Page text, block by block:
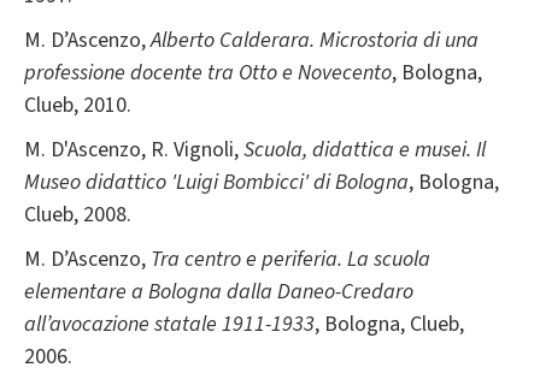
M. D’Ascenzo,Alberto Calderara. Microstoria di una
professione docente tra Otto e Novecento, Bologna,
Clueb, 2010.
M. D'Ascenzo, R. Vignoli,Scuola, didattica e musei. Il
Museo didattico 'Luigi Bombicci' di Bologna, Bologna,
Clueb, 2008.
M. D’Ascenzo, Tra centro e periferia. La scuola
elementare a Bologna dalla Daneo-Credaro
all’avocazione statale 1911-1933, Bologna, Clueb,
2006.